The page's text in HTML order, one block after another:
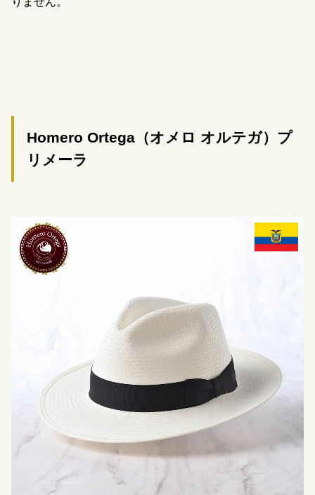
Homero Ortega（オメロ オルテガ）プ
リメーラ